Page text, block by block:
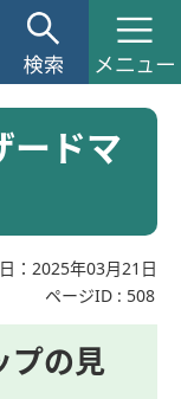
ードマ
：2025年03月21日
ページID : 508
プの見